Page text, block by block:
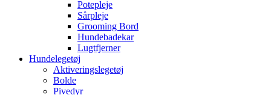
Potepleje
Sårpleje
Grooming Bord
Hundebadekar
Lugtfjerner
Hundelegetøj
Aktiveringslegetøj
Bolde
Pivedyr